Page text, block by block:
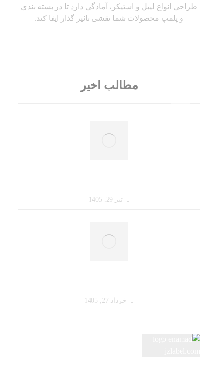
طراحی انواع لیبل و استیکر، آمادگی دارد تا در بسته بندی
و پلمپ محصولات شما نقشی تاثیر گذار ایفا کند.
مطالب اخیر
تیر 29, 1405
خرداد 27, 1405